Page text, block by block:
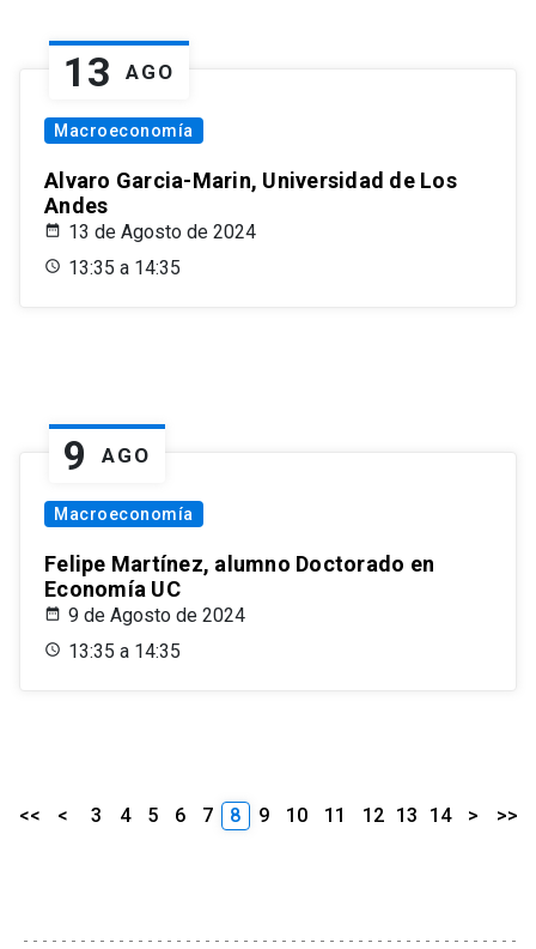
13 AGO
Macroeconomía
Alvaro Garcia-Marin, Universidad de Los
Andes
13 de Agosto de 2024
13:35 a 14:35
9 AGO
Macroeconomía
Felipe Martínez, alumno Doctorado en
Economía UC
9 de Agosto de 2024
13:35 a 14:35
<< < 3 4 5 6 7 8 9 10 11 12 13 14 > >>